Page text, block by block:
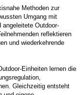
Methoden zur
Umgang mit
angeleitete Outdoor-
reflektieren
und wiederkehrende
Einheiten lernen die
Gleichzeitig entsteht